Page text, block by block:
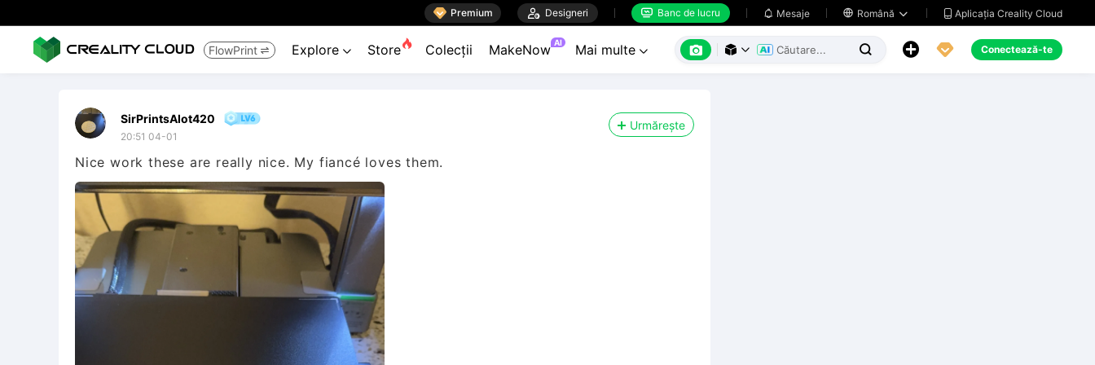
 Premium  Designeri  Banc de lucru  Mesaje  Română   Aplicația Creality Cloud
FlowPrint  Explore  Store Colecții MakeNow AI Mai multe        Conectează-te
SirPrintsAlot420
20:51 04-01
Urmărește
Nice work these are really nice. My fiancé loves them.